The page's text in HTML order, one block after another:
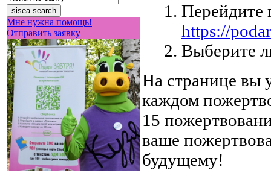
Мне нужна помощь!
Отправить заявку
Перейдите
https://
Выберите
На странице вы
каждом
15
ваше
будущему!